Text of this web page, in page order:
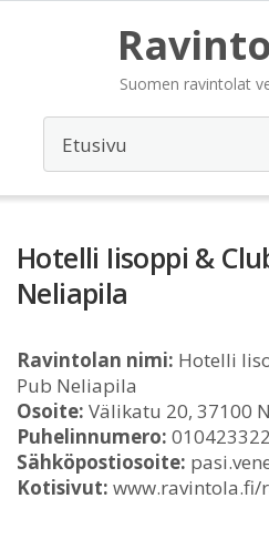
Suomen ravintolat
Hotelli Iisoppi &
Neliapila
Ravintolan nimi: Hotelli
Pub Neliapila
Osoite: Välikatu 20, 37100
Puhelinnumero:
Sähköpostiosoite:
Kotisivut: